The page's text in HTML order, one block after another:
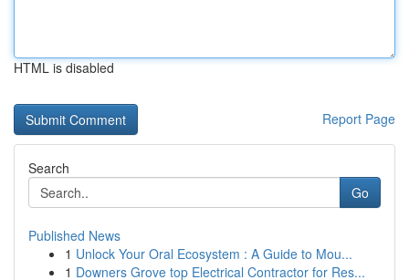
HTML is disabled
Report Page
Search
Go
Published News
1 Unlock Your Oral Ecosystem : A Guide to Mou...
1 Downers Grove top Electrical Contractor for Res...